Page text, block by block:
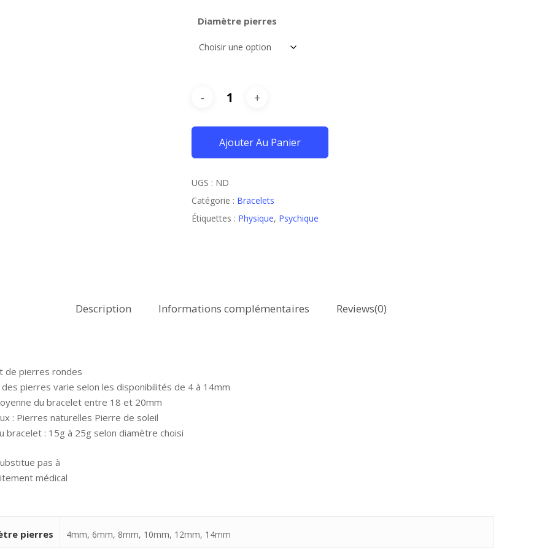
Diamètre pierres
Ajouter Au Panier
UGS : ND
Catégorie : Bracelets
Étiquettes : Physique, Psychique
Description Informations complémentaires Reviews(0)
de pierres rondes
des pierres varie selon les disponibilités de 4 à 14mm
du bracelet entre 18 et 20mm
: Pierres naturelles Pierre de soleil
bracelet : 15g à 25g selon diamètre choisi
pas à
médical
pierres 4mm, 6mm, 8mm, 10mm, 12mm, 14mm